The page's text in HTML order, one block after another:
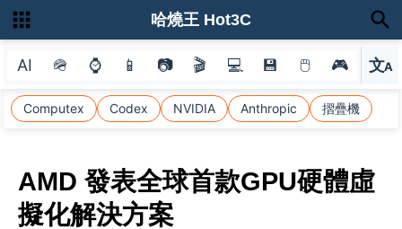
AI 🪖 ⌚ 📱 📷 🎬 💻 💾 🖱 🎮 文A
選
Computex Codex NVIDIA Anthropic 摺疊機
哈燒王 Hot3C
AMD 發表全球首款GPU硬體虛
擬化解決方案